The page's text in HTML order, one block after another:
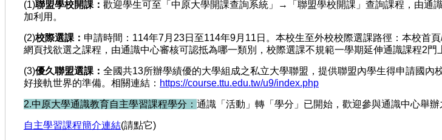
(1)聯盟學校開課： 歡迎學生可至「中原大學開課查詢系統」→「聯盟學校開課」查詢課程，由通
加利用。
(2)校際選課： 申請時間：114年7月23日至114年9月11日。本校生至外校校際選課路徑：本校首
網頁找欲選之課程，由通識中心審核可認抵為哪一類別，校際選課不規範一學期延伸通識課程2門
(3)優久聯盟選課： 全國共13所辦學績優的大學組成之私立大學聯盟，提供聯盟內學生得申請國
好接軌世界的準備。相關連結： https://course.ttu.edu.tw/u9/index.php
2.中原大學通識教育自主學習課程學分： 通識「活動」轉「學分」已開始，歡迎參與通識中心舉辦
自主學習課程簡介連結(請點它)